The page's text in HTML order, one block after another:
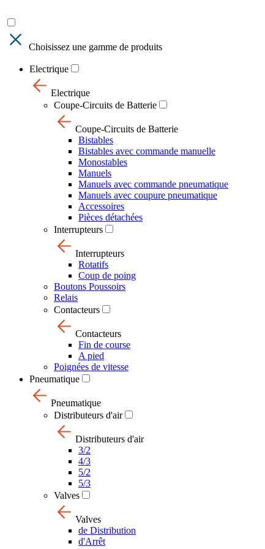
Choisissez une gamme de produits
Electrique
Electrique
Coupe-Circuits de Batterie
Coupe-Circuits de Batterie
Bistables
Bistables avec commande manuelle
Monostables
Manuels
Manuels avec commande pneumatique
Manuels avec coupure pneumatique
Accessoires
Pièces détachées
Interrupteurs
Interrupteurs
Rotatifs
Coup de poing
Boutons Poussoirs
Relais
Contacteurs
Contacteurs
Fin de course
A pied
Poignées de vitesse
Pneumatique
Pneumatique
Distributeurs d'air
Distributeurs d'air
3/2
4/3
5/2
5/3
Valves
Valves
de Distribution
d'Arrêt